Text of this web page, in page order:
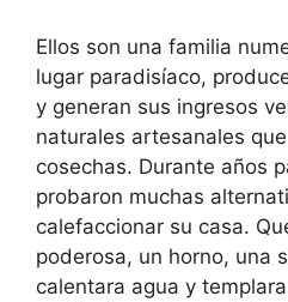
Ellos son una familia
lugar paradisíaco,
y generan sus ingresos
naturales artesanales
cosechas. Durante años
probaron muchas
calefaccionar su casa.
poderosa, un horno, una
calentara agua y